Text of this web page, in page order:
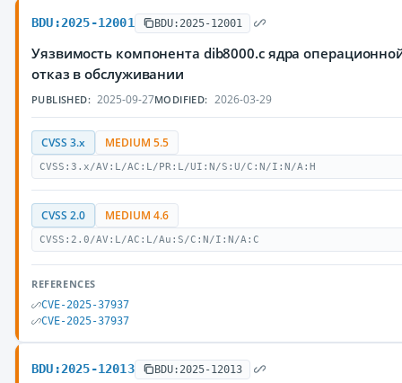
BDU:2025-12001 BDU:2025-12001
Уязвимость компонента dib8000.c ядра
отказ в обслуживании
PUBLISHED: 2025-09-27MODIFIED: 2026-03-29
CVSS 3.x MEDIUM 5.5
CVSS:3.x/AV:L/AC:L/PR:L/UI:N/S:U/C:N/I:N/A:H
CVSS 2.0 MEDIUM 4.6
CVSS:2.0/AV:L/AC:L/Au:S/C:N/I:N/A:C
REFERENCES
CVE-2025-37937
CVE-2025-37937
BDU:2025-12013 BDU:2025-12013